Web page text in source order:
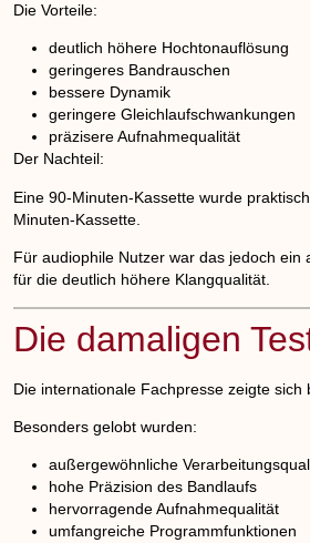
Die Vorteile:
deutlich höhere Hochtonauflösung
geringeres Bandrauschen
bessere Dynamik
geringere Gleichlaufschwankungen
präzisere Aufnahmequalität
Der Nachteil:
Eine 90-Minuten-Kassette wurde
Minuten-Kassette.
Für audiophile Nutzer war das jedoch ein
für die deutlich höhere Klangqualität.
Die damaligen
Die internationale Fachpresse zeigte sich
Besonders gelobt wurden:
außergewöhnliche
hohe Präzision des Bandlaufs
hervorragende Aufnahmequalität
umfangreiche Programmfunktionen